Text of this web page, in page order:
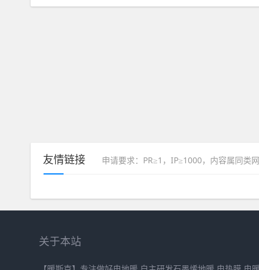
友情链接 申请要求：PR≥1，IP≥1000，内容属同类
关于本站